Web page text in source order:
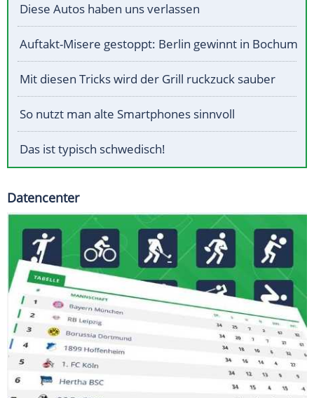
Diese Autos haben uns verlassen
Auftakt-Misere gestoppt: Berlin gewinnt in Bochum
Mit diesen Tricks wird der Grill ruckzuck sauber
So nutzt man alte Smartphones sinnvoll
Das ist typisch schwedisch!
Datencenter